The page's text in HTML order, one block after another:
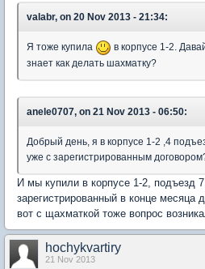
valabr, on 20 Nov 2013 - 21:34:
Я тоже купила
в корпусе 1-2.
знает как делать шахматку?
anele0707, on 21 Nov 2013 - 06:50:
Добрый день, я в корпусе 1-2 ,4
уже с зарегистрированным
И мы купили в корпусе 1-2, подъезд
зарегистрированный в конце месяца
вот с щахматкой тоже вопрос
hochykvartiry
21 Nov 2013